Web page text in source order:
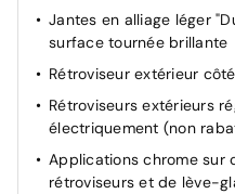
Eclairage du coffre à
Garnitures de siège pour
Éclairage d'ambiance
décoratives de porte et
Combiné d'instruments
totalisateur kilométrique
compte-tours
Jantes en alliage léger
surface tournée brillante
Rétroviseur extérieur
Rétroviseurs extérieurs
électriquement (non
Applications chrome sur
rétroviseurs et de lève-